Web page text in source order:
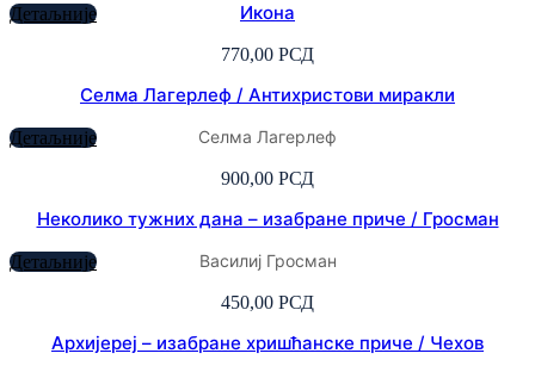
Икона
770,00 РСД
Детаљније
Селма Лагерлеф / Антихристови миракли
Селма Лагерлеф
900,00 РСД
Детаљније
Неколико тужних дана – изабране приче / Гросман
Василиј Гросман
450,00 РСД
Детаљније
Архијереј – изабране хришћанске приче / Чехов